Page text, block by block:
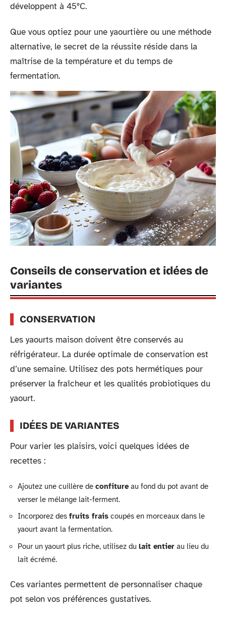
développent à 45°C.
Que vous optiez pour une yaourtière ou une méthode
alternative, le secret de la réussite réside dans la
maîtrise de la température et du temps de
fermentation.
Conseils de conservation et idées de
variantes
CONSERVATION
Les yaourts maison doivent être conservés au
réfrigérateur. La durée optimale de conservation est
d’une semaine. Utilisez des pots hermétiques pour
préserver la fraîcheur et les qualités probiotiques du
yaourt.
IDÉES DE VARIANTES
Pour varier les plaisirs, voici quelques idées de
recettes :
Ajoutez une cuillère de confitureau fond du pot avant de
verser le mélange lait-ferment.
Incorporez des fruits frais coupés en morceaux dans le
yaourt avant la fermentation.
Pour un yaourt plus riche, utilisez du lait entier au lieu du
lait écrémé.
Ces variantes permettent de personnaliser chaque
pot selon vos préférences gustatives.